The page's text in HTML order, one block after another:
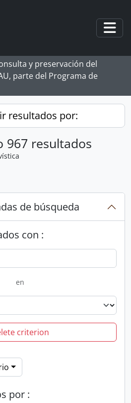
y preservación del
parte del Programa de
resultados por:
967 resultados
de búsqueda
con :
en
criterion
por :